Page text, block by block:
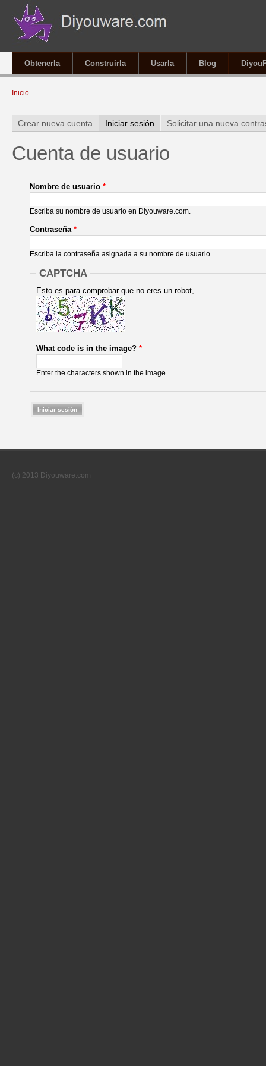
Obtenerla Construirla Usarla Blog
Se encuentra usted aquí
Inicio
Solapas principales
Crear nueva cuenta Iniciar sesión (solapa activa)
Solicitar una nueva
Cuenta de usuario
Nombre de usuario *
Escriba su nombre de usuario en Diyouware.com.
Contraseña *
Escriba la contraseña asignada a su nombre de usuario.
CAPTCHA
Esto es para comprobar que no eres un robot,
What code is in the image? *
Enter the characters shown in the image.
(c) 2013 Diyouware.com